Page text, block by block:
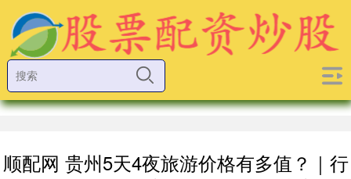
顺配网 贵州5天4夜旅游价格有多值？｜行